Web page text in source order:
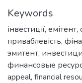
Keywords
інвестиції, емітент,
приваблевість,
эмитент,
финансовые
appeal, financial